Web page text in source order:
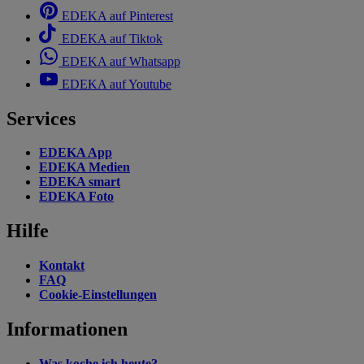
EDEKA auf Pinterest
EDEKA auf Tiktok
EDEKA auf Whatsapp
EDEKA auf Youtube
Services
EDEKA App
EDEKA Medien
EDEKA smart
EDEKA Foto
Hilfe
Kontakt
FAQ
Cookie-Einstellungen
Informationen